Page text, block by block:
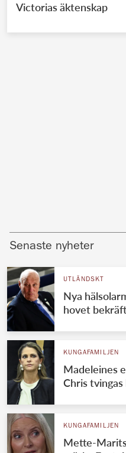
Victorias äktenskap
Senaste nyheter
UTLÄNDSKT
Nya
hovet
KUNGAFAMILJEN
Madeleines
Chris tvingas
KUNGAFAMILJEN
Mette-